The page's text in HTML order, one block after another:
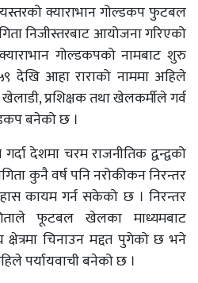
क्याराभान गोल्डकप फुटबल
निजीस्तरबाट आयोजना गरिएको
क्याराभान गोल्डकपको नामबाट शुरु
देखि आहा राराको नाममा अहिले
प्रशिक्षक तथा खेलकर्मीले गर्व
बनेको छ ।
देशमा चरम राजनीतिक द्वन्द्वको
कुनै वर्ष पनि नरोकीकन निरन्तर
कायम गर्न सकेको छ । निरन्तर
फूटबल खेलका माध्यमबाट
क्षेत्रमा चिनाउन मद्दत पुगेको छ भने
पर्यायवाची बनेको छ ।